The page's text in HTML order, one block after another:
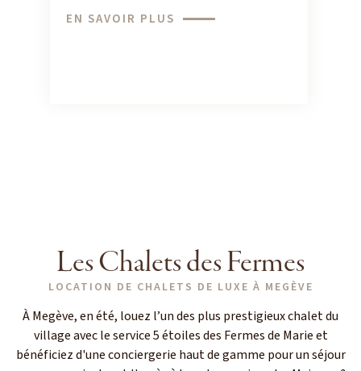
EN SAVOIR PLUS
Les Chalets des Fermes
LOCATION DE CHALETS DE LUXE À MEGÈVE
À Megève, en été, louez l’un des plus prestigieux chalet du
village avec le service 5 étoiles des Fermes de Marie et
bénéficiez d'une conciergerie haut de gamme pour un séjour